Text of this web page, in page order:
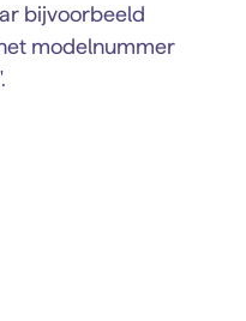
bijvoorbeeld
modelnummer